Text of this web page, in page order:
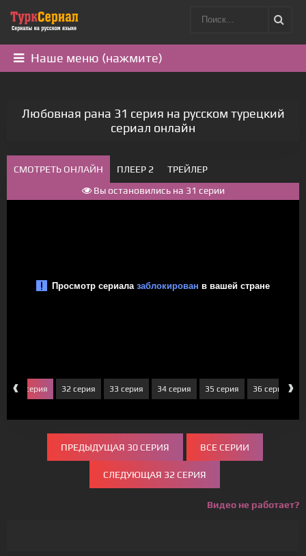
Наше меню (нажмите)
Любовная рана 31 серия на русском турецкий
сериал онлайн
СМОТРЕТЬ ОНЛАЙН ПЛЕЕР 2
ТРЕЙЛЕР
Вы остановились на 31 серии
‹
31 серия 32 серия 33 серия 34 серия 35 серия 36 серия ›
ПРЕДЫДУЩАЯ 30 СЕРИЯ ВСЕ СЕРИИ
СЛЕДУЮЩАЯ 32 СЕРИЯ
Видео не работает?